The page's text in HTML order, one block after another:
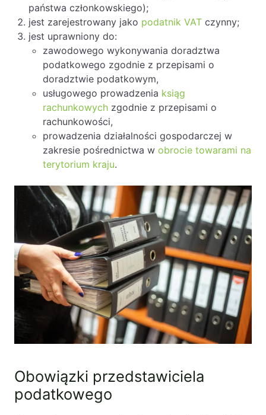
państwa członkowskiego);
jest zarejestrowany jako podatnik VAT czynny;
jest uprawniony do:
zawodowego wykonywania doradztwa
podatkowego zgodnie z przepisami o
doradztwie podatkowym,
usługowego prowadzenia ksiąg
rachunkowych zgodnie z przepisami o
rachunkowości,
prowadzenia działalności gospodarczej w
zakresie pośrednictwa w obrocie towarami na
terytorium kraju.
Obowiązki przedstawiciela
podatkowego